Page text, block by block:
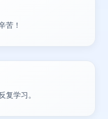
苦！
复学习。